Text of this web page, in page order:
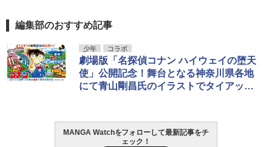
編集部のおすすめ記事
少年 コラボ
劇場版「名探偵コナン ハイウェイの堕天
使」公開記念！舞台となる神奈川県各地
にて青山剛昌氏のイラストでタイアップ
MANGA Watchをフォローして最新記事をチ
ェック！